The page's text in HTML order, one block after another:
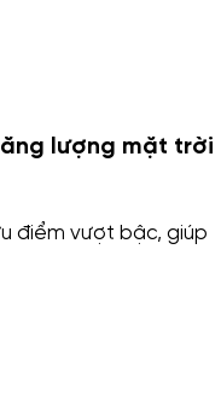
lượng mặt trời
điểm vượt bậc, giúp